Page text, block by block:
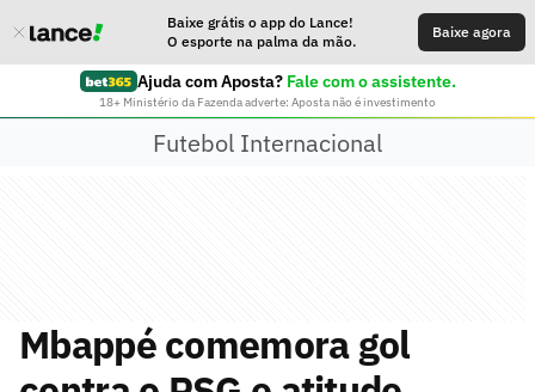
Baixe grátis o app do Lance!
O esporte na palma da mão.
Baixe agora
Ajuda com Aposta? Fale com o assistente.
18+ Ministério da Fazenda adverte: Aposta não é investimento
Futebol Internacional
Mbappé comemora gol